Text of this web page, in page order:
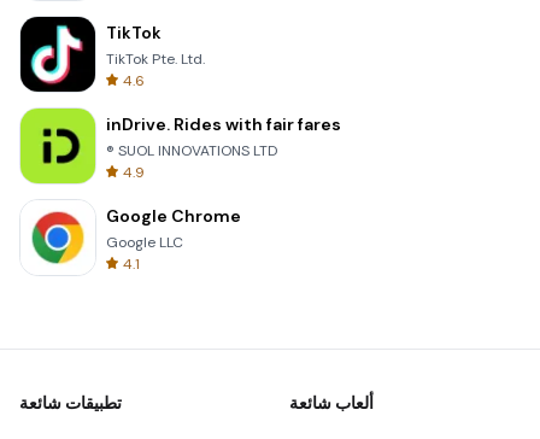
TikTok
TikTok Pte. Ltd.
4.6
inDrive. Rides with fair fares
® SUOL INNOVATIONS LTD
4.9
Google Chrome
Google LLC
4.1
تطبيقات شائعة ألعاب شائعة